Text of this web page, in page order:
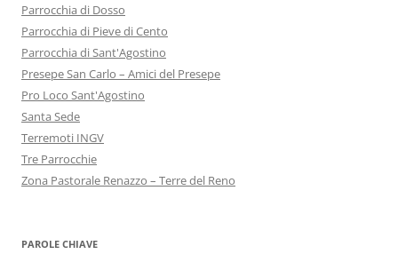
Parrocchia di Dosso
Parrocchia di Pieve di Cento
Parrocchia di Sant'Agostino
Presepe San Carlo – Amici del Presepe
Pro Loco Sant'Agostino
Santa Sede
Terremoti INGV
Tre Parrocchie
Zona Pastorale Renazzo – Terre del Reno
PAROLE CHIAVE